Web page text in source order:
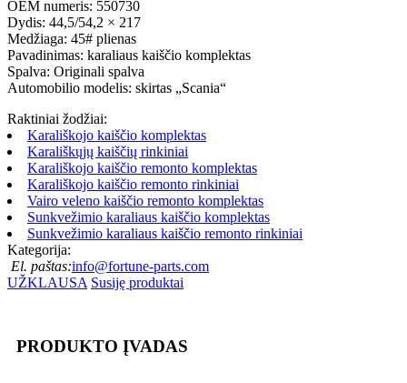
OEM numeris: 550730
Dydis: 44,5/54,2 × 217
Medžiaga: 45# plienas
Pavadinimas: karaliaus kaiščio komplektas
Spalva: Originali spalva
Automobilio modelis: skirtas „Scania“
Raktiniai žodžiai:
Karališkojo kaiščio komplektas
Karališkųjų kaiščių rinkiniai
Karališkojo kaiščio remonto komplektas
Karališkojo kaiščio remonto rinkiniai
Vairo veleno kaiščio remonto komplektas
Sunkvežimio karaliaus kaiščio komplektas
Sunkvežimio karaliaus kaiščio remonto rinkiniai
Kategorija:
El. paštas:info@fortune-parts.com
UŽKLAUSA Susiję produktai
PRODUKTO ĮVADAS